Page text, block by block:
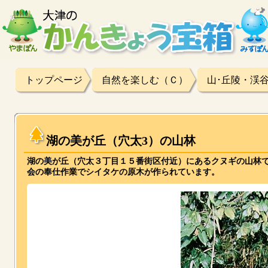
トップページ 自然を楽しむ（Ｃ） 山･丘陵・渓
湖の美が丘（穴太3）の山林
湖の美が丘（穴太３丁目１５番街区付近）にあるクヌギの山
会の奉仕作業でシイタケの原木が作られています。